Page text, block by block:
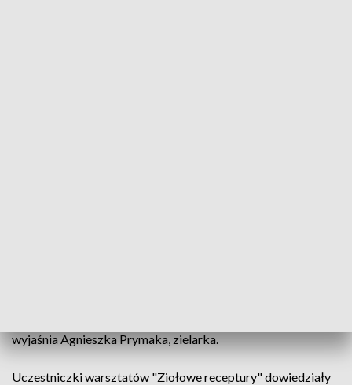
wyjaśnia Agnieszka Prymaka, zielarka.
Uczestniczki warsztatów "Ziołowe receptury" dowiedziały